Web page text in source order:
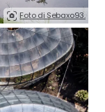
Foto di Sebaxo93.